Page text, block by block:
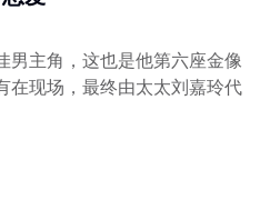
男主角，这也是他第六座金像
在现场，最终由太太刘嘉玲代